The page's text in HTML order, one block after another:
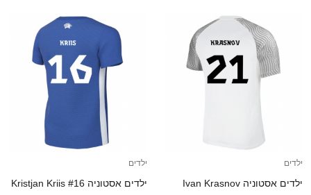
ילדים
ילדים אסטוניה Ivan Krasnov
ילדים
ילדים אסטוניה Kristjan Kriis #16